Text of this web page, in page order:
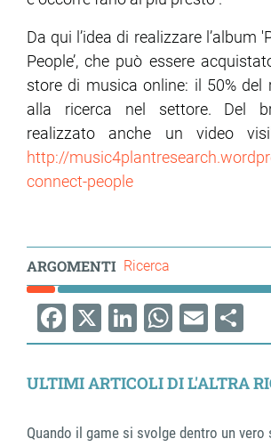
Da qui l’idea di realizzare l’album
People’, che può essere
store di musica online: il 50% del
alla ricerca nel settore. Del
realizzato anche un video
http://
connect-people
ARGOMENTI Ricerca
Facebook
X LinkedInEmail
ULTIMI ARTICOLI DI L'ALTRA
Quando il game si svolge dentro un